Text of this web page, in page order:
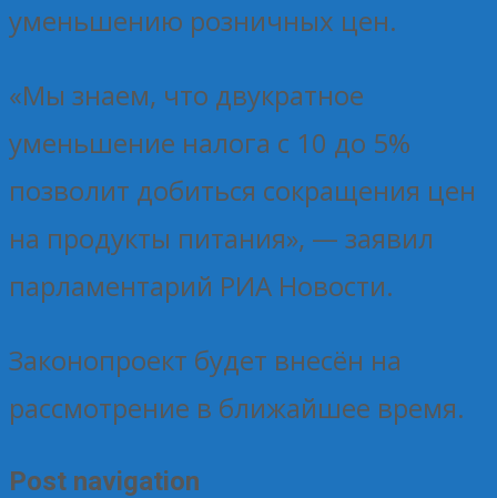
уменьшению розничных цен.
«Мы знаем, что двукратное
уменьшение налога с 10 до 5%
позволит добиться сокращения цен
на продукты питания», — заявил
парламентарий РИА Новости.
Законопроект будет внесён на
рассмотрение в ближайшее время.
Post navigation